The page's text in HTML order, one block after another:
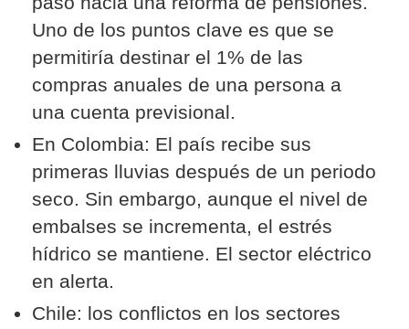
Uno de los puntos clave es que se
permitiría destinar el 1% de las
compras anuales de una persona a
una cuenta previsional.
En Colombia: El país recibe sus
primeras lluvias después de un periodo
seco. Sin embargo, aunque el nivel de
embalses se incrementa, el estrés
hídrico se mantiene. El sector eléctrico
en alerta.
Chile: los conflictos en los sectores